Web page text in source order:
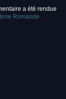
a été rendue
Romande